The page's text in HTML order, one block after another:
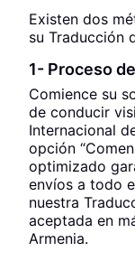
Existen dos
su Traducción
1- Proceso
Comience su
de conducir
Internacional
opción
optimizado
envíos a todo
nuestra
aceptada en
Armenia.